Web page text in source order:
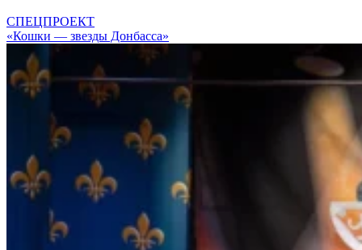
СПЕЦПРОЕКТ
«Кошки — звезды Донбасса»